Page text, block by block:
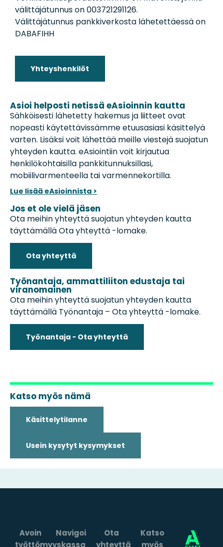
välittäjätunnus on 003721291126.
Välittäjätunnus pankkiverkosta lähetettäessä on
DABAFIHH
Yhteyshenkilöt
Asioi helposti netissä eAsioinnin kautta
Sähköisesti lähetetty hakemus ja liitteet ovat
nopeasti käytettävissämme etuusasiasi käsittelyä
varten. Lisäksi voit lähettää meille viestejä suojatun
yhteyden kautta. eAsiointiin voit kirjautua
henkilökohtaisilla pankkitunnuksillasi,
mobiilivarmenteella tai varmennekortilla.
Lue lisää eAsioinnista >
Jos et ole vielä jäsen
Ota meihin yhteyttä suojatun yhteyden kautta
täyttämällä Ota yhteyttä -lomake.
Ota yhteyttä
Työnantaja, ammattiliiton edustaja tai
viranomainen
Ota meihin yhteyttä suojatun yhteyden kautta
täyttämällä Työnantaja – Ota yhteyttä -lomake.
Työnantaja - Ota yhteyttä
Katso myös nämä
Käsittelytilanne
Usein kysytyt kysymykset
Avoin
työttömyyskassa
Ota
yhteyttä
Navigoi
Katso
myös